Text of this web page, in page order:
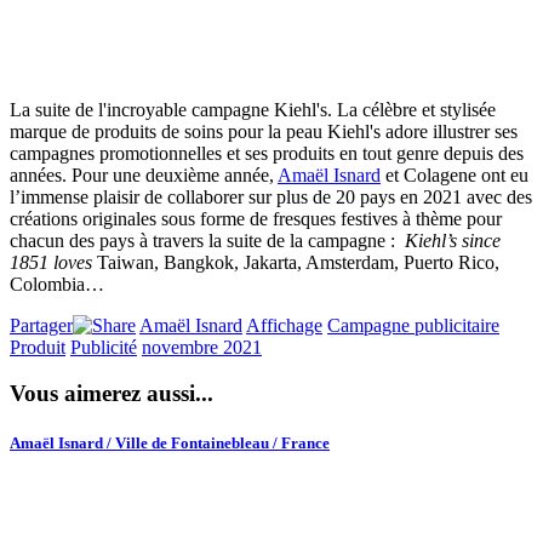
La suite de l'incroyable campagne Kiehl's. La célèbre et stylisée
marque de produits de soins pour la peau Kiehl's adore illustrer ses
campagnes promotionnelles et ses produits en tout genre depuis des
années. Pour une deuxième année, Amaël Isnard et Colagene ont eu
l’immense plaisir de collaborer sur plus de 20 pays en 2021 avec des
créations originales sous forme de fresques festives à thème pour
chacun des pays à travers la suite de la campagne : Kiehl’s since
1851 loves Taiwan, Bangkok, Jakarta, Amsterdam, Puerto Rico,
Colombia…
Partager
Amaël Isnard Affichage Campagne publicitaire
Produit Publicité novembre 2021
Vous aimerez aussi...
Amaël Isnard / Ville de Fontainebleau / France